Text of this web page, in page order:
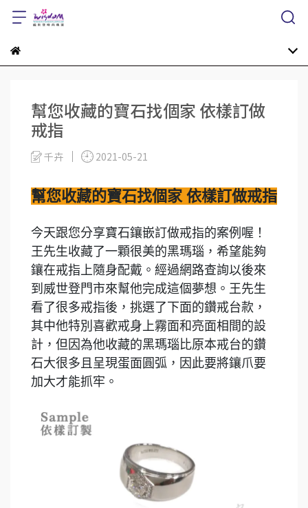
幫您收藏的寶石找個家 依樣訂做
戒指
千卉 2021-05-21
幫您收藏的寶石找個家 依樣訂做戒指
今天跟您分享寶石鑲嵌訂做戒指的案例喔！
王先生收藏了一顆很美的黑瑪瑙，希望能夠
鑲在戒指上隨身配戴。經過網路查詢以後來
到威世登門市來幫他完成這個夢想。王先生
看了很多戒指後，挑選了下面的鑽戒台款，
其中他特別喜歡戒身上霧面和亮面相間的設
計，但因為他收藏的黑瑪瑙比原本戒台的鑽
石大很多且呈現蛋面圓弧，因此要將鑲爪要
加大才能抓牢。